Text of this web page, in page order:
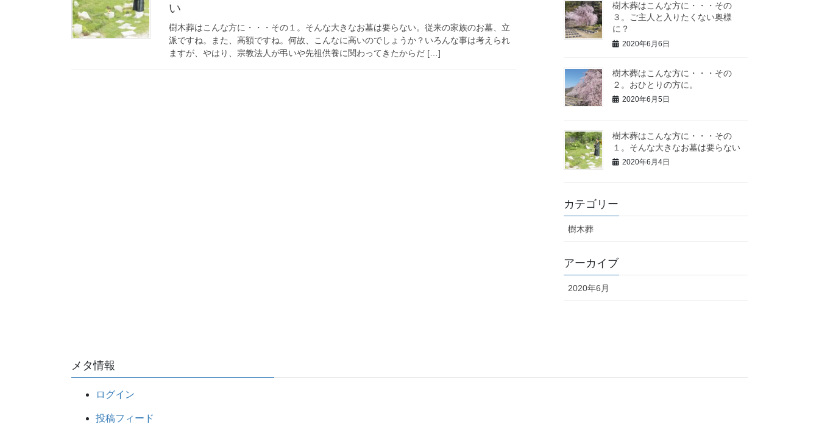
い
樹木葬はこんな方に・・・その１。そんな大きなお墓は要らない。従来の家族のお墓、立
派ですね。また、高額ですね。何故、こんなに高いのでしょうか？いろんな事は考えられ
ますが、やはり、宗教法人が弔いや先祖供養に関わってきたからだ […]
樹木葬はこんな方に・・・その
３。ご主人と入りたくない奥様
に？
2020年6月6日
樹木葬はこんな方に・・・その
２。おひとりの方に。
2020年6月5日
樹木葬はこんな方に・・・その
１。そんな大きなお墓は要らない
2020年6月4日
カテゴリー
樹木葬
アーカイブ
2020年6月
メタ情報
ログイン
投稿フィード